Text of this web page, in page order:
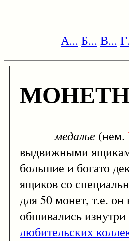
А... Б... В...
медалье (нем.
выдвижными
большие и богато
ящиков со
для 50 монет, т.е.
обшивались
любительских